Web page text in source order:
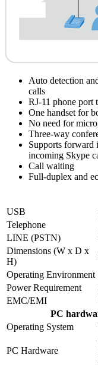
Auto detection
calls
RJ-11 phone port
One handset for
No need for
Three-way
Supports forward
incoming Skype
Call waiting
Full-duplex and
USB
Telephone
LINE (PSTN)
Dimensions (W x D x
H)
Operating Environment
Power Requirement
EMC/EMI
PC
Operating System
PC Hardware